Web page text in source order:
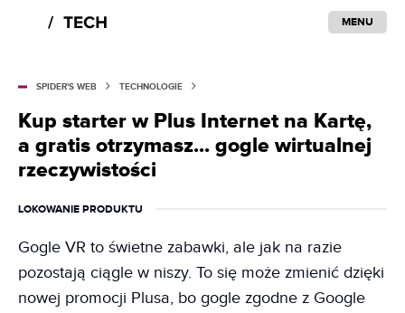
MENU
SPIDER'S WEB TECHNOLOGIE
Kup starter w Plus Internet na Kartę,
a gratis otrzymasz... gogle wirtualnej
rzeczywistości
LOKOWANIE PRODUKTU
Gogle VR to świetne zabawki, ale jak na razie
pozostają ciągle w niszy. To się może zmienić dzięki
nowej promocji Plusa, bo gogle zgodne z Google